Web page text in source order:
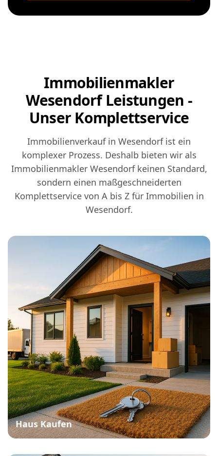
Immobilienmakler
Wesendorf Leistungen -
Unser Komplettservice
Immobilienverkauf in Wesendorf ist ein
komplexer Prozess. Deshalb bieten wir als
Immobilienmakler Wesendorf keinen Standard,
sondern einen maßgeschneiderten
Komplettservice von A bis Z für Immobilien in
Wesendorf.
Haus Kaufen